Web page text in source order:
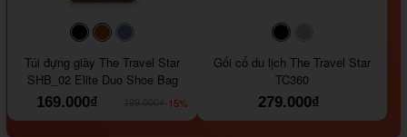
#000000#964B00
Túi đựng giày The Travel Star
SHB_02 Elite Duo Shoe Bag
169.000₫
-15%
#000000
Gối cổ du lịch The Travel Star
TC360
279.000₫